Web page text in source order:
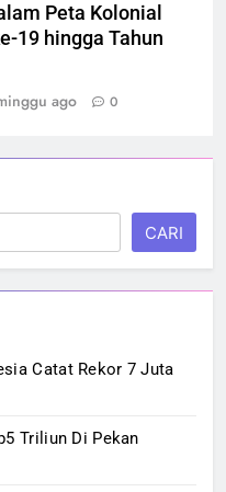
Peta Kolonial
19 hingga Tahun
ago 0
CARI
Catat Rekor 7 Juta
Triliun Di Pekan